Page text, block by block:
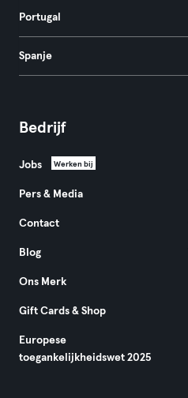
Portugal
Spanje
Bedrijf
Jobs Werken bij
Pers & Media
Contact
Blog
Ons Merk
Gift Cards & Shop
Europese
toegankelijkheidswet 2025